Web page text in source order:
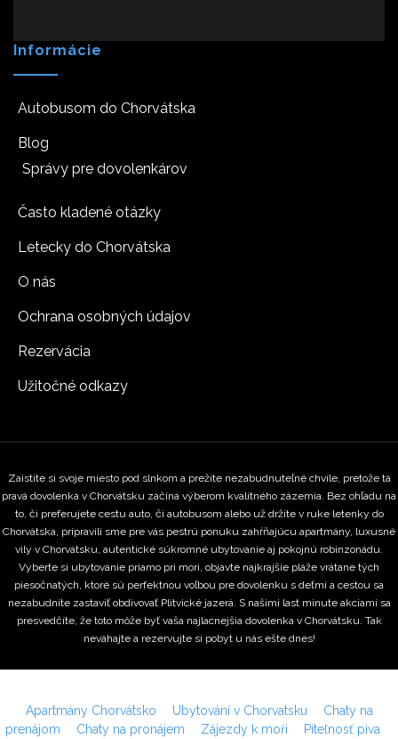
Informácie
Autobusom do Chorvátska
Blog
Správy pre dovolenkárov
Často kladené otázky
Letecky do Chorvátska
O nás
Ochrana osobných údajov
Rezervácia
Užitočné odkazy
Zaistite si svoje miesto pod slnkom a prežite nezabudnuteľné chvíle, pretože tá
pravá dovolenka v Chorvátsku začína výberom kvalitného zázemia. Bez ohľadu na
to, či preferujete cestu auto, či autobusom alebo už držíte v ruke letenky do
Chorvátska, pripravili sme pre vás pestrú ponuku zahŕňajúcu apartmány, luxusné
vily v Chorvátsku, autentické súkromné ubytovanie aj pokojnú robinzonádu.
Vyberte si ubytovanie priamo pri mori, objavte najkrajšie pláže vrátane tých
piesočnatých, ktoré sú perfektnou voľbou pre dovolenku s deťmi a cestou sa
nezabudnite zastaviť obdivovať Plitvické jazerá. S našimi last minute akciami sa
presvedčíte, že toto môže byť vaša najlacnejšia dovolenka v Chorvátsku. Tak
neváhajte a rezervujte si pobyt u nás ešte dnes!
Apartmány Chorvátsko Ubytování v Chorvatsku
Chaty na
prenájom
Chaty na pronájem Zájezdy k moři Piteľnosť piva